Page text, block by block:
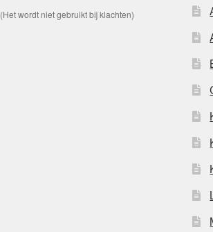
(Het wordt niet gebruikt bij klachten)